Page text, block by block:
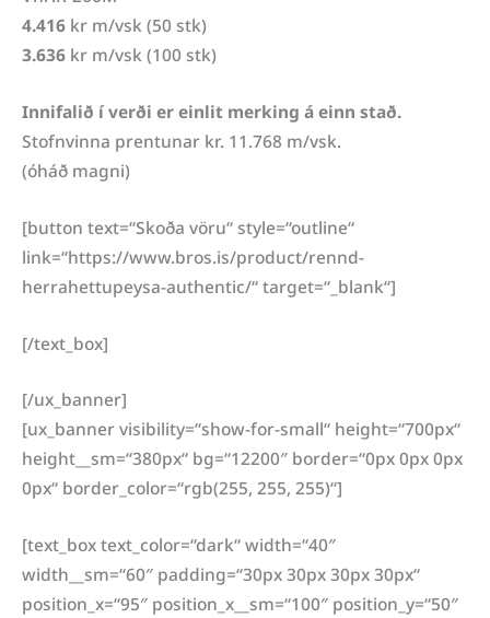
4.416 kr m/vsk (50 stk)
3.636 kr m/vsk (100 stk)
Innifalið í verði er einlit merking á einn stað.
Stofnvinna prentunar kr. 11.768 m/vsk.
(óháð magni)
[button text=“Skoða vöru“ style=“outline“
link=“https://www.bros.is/product/rennd-
herrahettupeysa-authentic/“ target=“_blank“]
[/text_box]
[/ux_banner]
[ux_banner visibility=“show-for-small“ height=“700px“
height__sm=“380px“ bg=“12200″ border=“0px 0px 0px
0px“ border_color=“rgb(255, 255, 255)“]
[text_box text_color=“dark“ width=“40″
width__sm=“60″ padding=“30px 30px 30px 30px“
position_x=“95″ position_x__sm=“100″ position_y=“50″